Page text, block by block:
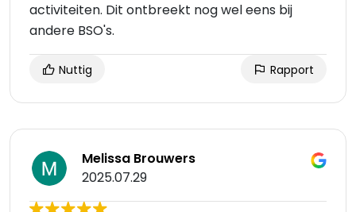
activiteiten. Dit ontbreekt nog wel eens bij
andere BSO's.
Nuttig Rapport
Melissa Brouwers
2025.07.29